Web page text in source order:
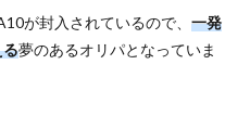
が封入されているので、 一発
る夢のあるオリパとなっていま